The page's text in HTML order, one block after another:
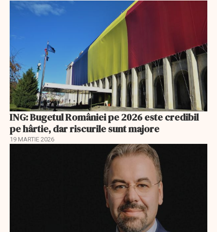
ING: Bugetul României pe 2026 este credibil
pe hârtie, dar riscurile sunt majore
19 MARTIE 2026